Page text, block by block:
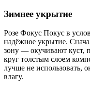
Зимнее укрытие
Розе Фокус Покус в
надёжное укрытие.
зону — окучивают куст,
круг толстым слоем
лучше не использовать,
влагу.